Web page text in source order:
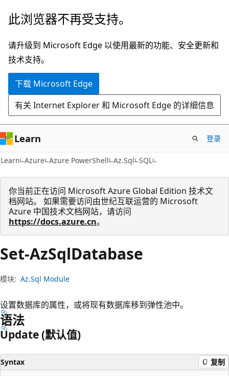
跳
主
要
内
跳
页
内
导
此浏览器不再受支持。
请升级到 Microsoft Edge 以使用最新的功能、安全更新和
技术支持。
下载 Microsoft Edge
有关 Internet Explorer 和 Microsoft Edge 的详细信息
Learn 登录
Learn Azure Azure PowerShell Az.Sql SQL
你当前正在访问 Microsoft Azure Global Edition 技术文
档网站。 如果需要访问由世纪互联运营的 Microsoft
Azure 中国技术文档网站，请访问
https://docs.azure.cn。
Set-AzSqlDatabase
模块: Az.Sql Module
设置数据库的属性，或将现有数据库移到弹性池中。
语法
Update (默认值)
Syntax 复制